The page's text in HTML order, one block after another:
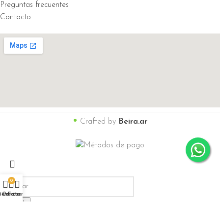
Preguntas frecuentes
Contacto
• Crafted by Beira.ar
0
Carrito
Mi cuenta